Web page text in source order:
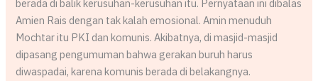
berada di balik kerusuhan-kerusuhan itu. Pernyataan ini dibalas
Amien Rais dengan tak kalah emosional. Amin menuduh
Mochtar itu PKI dan komunis. Akibatnya, di masjid-masjid
dipasang pengumuman bahwa gerakan buruh harus
diwaspadai, karena komunis berada di belakangnya.